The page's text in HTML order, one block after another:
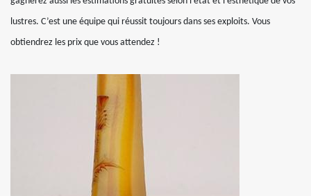
lustres. C’est une équipe qui réussit toujours dans ses exploits. Vous
obtiendrez les prix que vous attendez !